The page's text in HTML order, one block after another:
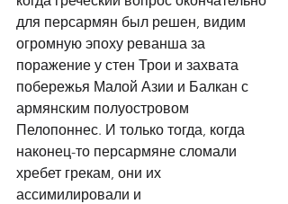
для персармян был решен, видим
огромную эпоху реванша за
поражение у стен Трои и захвата
побережья Малой Азии и Балкан с
армянским полуостровом
Пелопоннес. И только тогда, когда
наконец-то персармяне сломали
хребет грекам, они их
ассимилировали и